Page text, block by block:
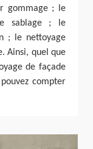
gommage ; le
sablage ; le
; le nettoyage
Ainsi, quel que
de façade
compter